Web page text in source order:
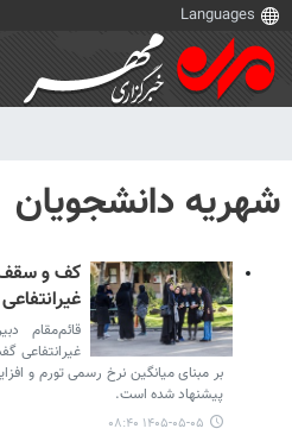
شهریه دانشجویان
کف و سقف
قائم‌مقام
غیرانتفاعی
پیشنهاد شده است.
۱۴۰۵-۰۵-۰۵ ۰۸:۴۰